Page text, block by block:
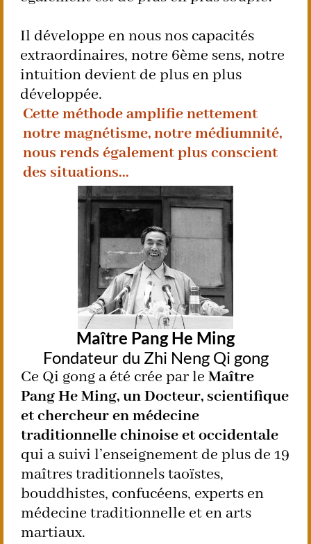
Il développe en nous nos capacités
extraordinaires, notre 6ème sens, notre
intuition devient de plus en plus
développée.
Cette méthode amplifie nettement
notre magnétisme, notre médiumnité,
nous rends également plus conscient
des situations...
Maître Pang He Ming
Fondateur du Zhi Neng Qi gong
Ce Qi gong a été crée par le Maître
Pang He Ming, un Docteur, scientifique
et chercheur en médecine
traditionnelle chinoise et occidentale
qui a suivi l’enseignement de plus de 19
maîtres traditionnels taoïstes,
bouddhistes, confucéens, experts en
médecine traditionnelle et en arts
martiaux.